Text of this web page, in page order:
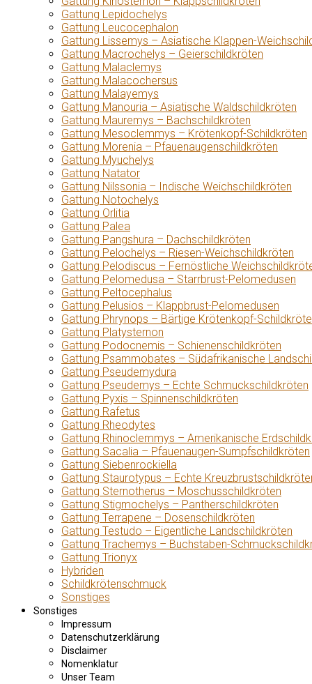
Gattung Lepidochelys
Gattung Leucocephalon
Gattung Lissemys – Asiatische Klappen-
Gattung Macrochelys – Geierschildkröten
Gattung Malaclemys
Gattung Malacochersus
Gattung Malayemys
Gattung Manouria – Asiatische Waldschildkröten
Gattung Mauremys – Bachschildkröten
Gattung Mesoclemmys – Krötenkopf-Schildkröten
Gattung Morenia – Pfauenaugenschildkröten
Gattung Myuchelys
Gattung Natator
Gattung Nilssonia – Indische Weichschildkröten
Gattung Notochelys
Gattung Orlitia
Gattung Palea
Gattung Pangshura – Dachschildkröten
Gattung Pelochelys – Riesen-Weichschildkröten
Gattung Pelodiscus – Fernöstliche
Gattung Pelomedusa – Starrbrust-Pelomedusen
Gattung Peltocephalus
Gattung Pelusios – Klappbrust-Pelomedusen
Gattung Phrynops – Bärtige Krötenkopf-
Gattung Platysternon
Gattung Podocnemis – Schienenschildkröten
Gattung Psammobates – Südafrikanische
Gattung Pseudemydura
Gattung Pseudemys – Echte Schmuckschildkröten
Gattung Pyxis – Spinnenschildkröten
Gattung Rafetus
Gattung Rheodytes
Gattung Rhinoclemmys – Amerikanische
Gattung Sacalia – Pfauenaugen-Sumpfschildkröten
Gattung Siebenrockiella
Gattung Staurotypus – Echte
Gattung Sternotherus – Moschusschildkröten
Gattung Stigmochelys – Pantherschildkröten
Gattung Terrapene – Dosenschildkröten
Gattung Testudo – Eigentliche Landschildkröten
Gattung Trachemys – Buchstaben-
Gattung Trionyx
Hybriden
Schildkrötenschmuck
Sonstiges
Sonstiges
Impressum
Datenschutzerklärung
Disclaimer
Nomenklatur
Unser Team